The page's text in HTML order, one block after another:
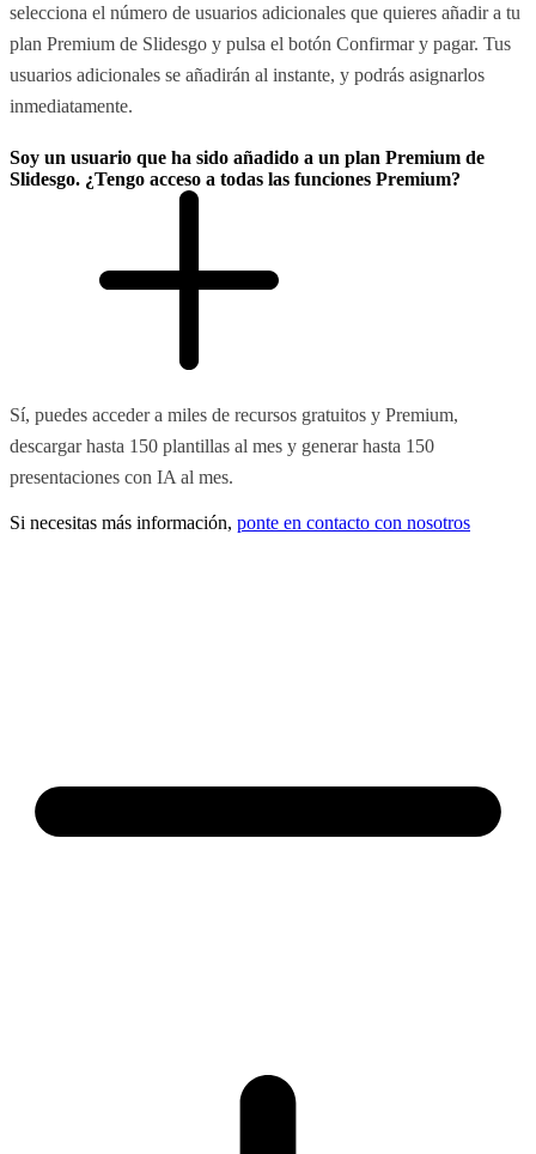
selecciona el número de usuarios adicionales que quieres añadir a tu
plan Premium de Slidesgo y pulsa el botón Confirmar y pagar. Tus
usuarios adicionales se añadirán al instante, y podrás asignarlos
inmediatamente.
Soy un usuario que ha sido añadido a un plan Premium de
Slidesgo. ¿Tengo acceso a todas las funciones Premium?
Sí, puedes acceder a miles de recursos gratuitos y Premium,
descargar hasta 150 plantillas al mes y generar hasta 150
presentaciones con IA al mes.
Si necesitas más información, ponte en contacto con nosotros